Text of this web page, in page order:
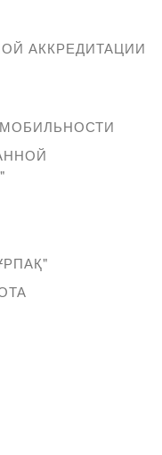
АККРЕДИТАЦИИ